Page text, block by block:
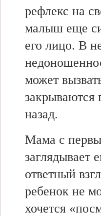
рефлекс на
малыш еще
его лицо. В
может
закрываются
назад.
Мама с
заглядывает
ответный
ребенок не
хочется